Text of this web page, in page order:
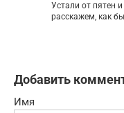
Устали от пятен
расскажем, как
Добавить
Имя